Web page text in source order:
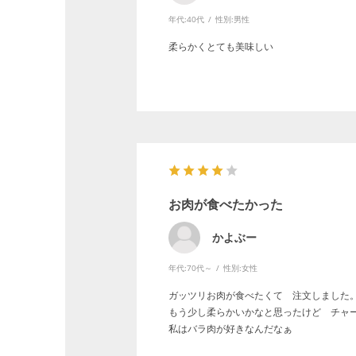
年代:40代 性別:男性
柔らかくとても美味しい
お肉が食べたかった
かよぶー
年代:70代～ 性別:女性
ガッツリお肉が食べたくて 注文しました。
もう少し柔らかいかなと思ったけど チャ
私はバラ肉が好きなんだなぁ